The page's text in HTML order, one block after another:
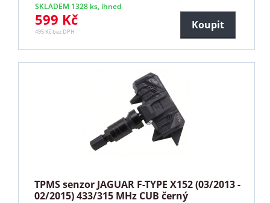
SKLADEM 1328 ks, ihned
599 Kč
495 Kč bez DPH
Koupit
TPMS senzor JAGUAR F-TYPE X152 (03/2013 -
02/2015) 433/315 MHz CUB černý